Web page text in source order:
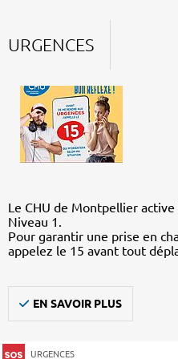
URGENCES
Le CHU de Montpellier
Niveau 1.
Pour garantir une prise en
appelez le 15 avant tout
EN SAVOIR PLUS
URGENCES